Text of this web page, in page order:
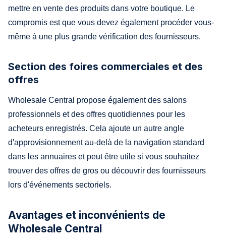
mettre en vente des produits dans votre boutique. Le
compromis est que vous devez également procéder vous-
même à une plus grande vérification des fournisseurs.
Section des foires commerciales et des
offres
Wholesale Central propose également des salons
professionnels et des offres quotidiennes pour les
acheteurs enregistrés. Cela ajoute un autre angle
d'approvisionnement au-delà de la navigation standard
dans les annuaires et peut être utile si vous souhaitez
trouver des offres de gros ou découvrir des fournisseurs
lors d'événements sectoriels.
Avantages et inconvénients de
Wholesale Central